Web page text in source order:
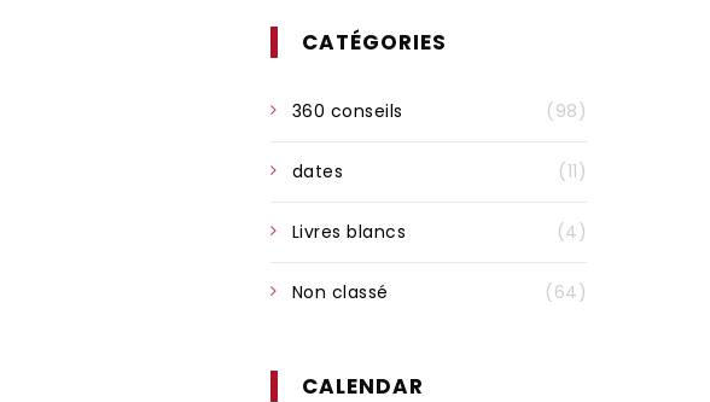
CATÉGORIES
360 conseils (98)
dates (11)
Livres blancs (4)
Non classé (64)
CALENDAR